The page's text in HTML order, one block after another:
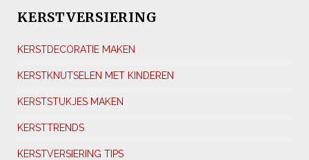
KERSTVERSIERING
KERSTDECORATIE MAKEN
KERSTKNUTSELEN MET KINDEREN
KERSTSTUKJES MAKEN
KERSTTRENDS
KERSTVERSIERING TIPS